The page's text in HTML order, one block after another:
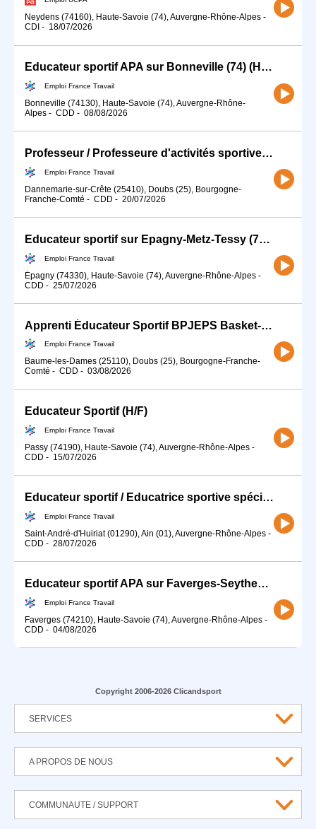
Neydens (74160), Haute-Savoie (74), Auvergne-Rhône-Alpes -
CDI - 18/07/2026
Educateur sportif APA sur Bonneville (74) (H/F)
Emploi France Travail
Bonneville (74130), Haute-Savoie (74), Auvergne-Rhône-
Alpes - CDD - 08/08/2026
Professeur / Professeure d'activités sportives (H/F)
Emploi France Travail
Dannemarie-sur-Crête (25410), Doubs (25), Bourgogne-
Franche-Comté - CDD - 20/07/2026
Educateur sportif sur Epagny-Metz-Tessy (74) (H/F)
Emploi France Travail
Épagny (74330), Haute-Savoie (74), Auvergne-Rhône-Alpes -
CDD - 25/07/2026
Apprenti Éducateur Sportif BPJEPS Basket-Ball (H/F)
Emploi France Travail
Baume-les-Dames (25110), Doubs (25), Bourgogne-Franche-
Comté - CDD - 03/08/2026
Educateur Sportif (H/F)
Emploi France Travail
Passy (74190), Haute-Savoie (74), Auvergne-Rhône-Alpes -
CDD - 15/07/2026
Educateur sportif / Educatrice sportive spécialisé(e) en activité (H/F)
Emploi France Travail
Saint-André-d'Huiriat (01290), Ain (01), Auvergne-Rhône-Alpes -
CDD - 28/07/2026
Educateur sportif APA sur Faverges-Seythenex (74) (H/F)
Emploi France Travail
Faverges (74210), Haute-Savoie (74), Auvergne-Rhône-Alpes -
CDD - 04/08/2026
Copyright 2006-2026 Clicandsport
SERVICES
A PROPOS DE NOUS
COMMUNAUTE / SUPPORT